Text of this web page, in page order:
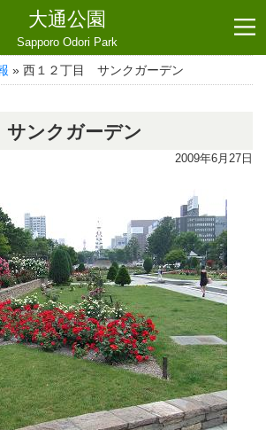
大通公園
Sapporo Odori Park
» 西１２丁目 サンクガーデン
ンクガーデン
2009年6月27日